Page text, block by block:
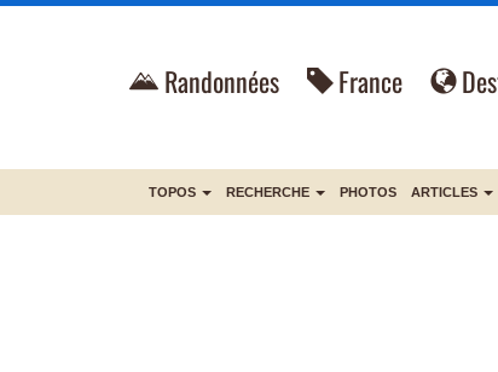
Randonnées France
TOPOS RECHERCHE PHOTOS ARTICLES